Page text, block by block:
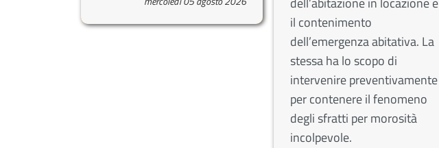
il contenimento
dell’emergenza abitativa. La
stessa ha lo scopo di
intervenire preventivamente
per contenere il fenomeno
degli sfratti per morosità
incolpevole.